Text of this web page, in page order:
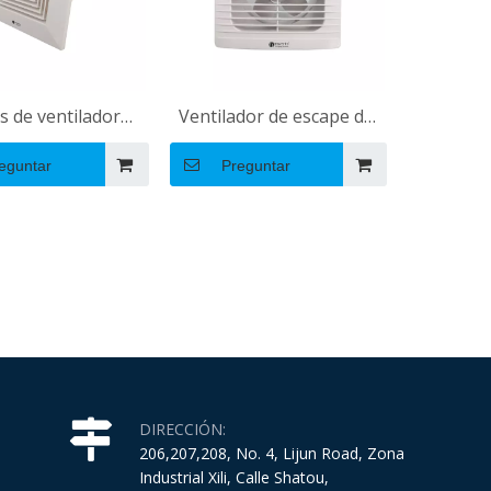
de ventilador
en el baño
eléctrica
Ventilador de escape de
ventilación axial de AC
con ventana de
Preguntar
DIRECCIÓN:
206,207,208, No. 4, Lijun Road, Zona
Industrial Xili, Calle Shatou,